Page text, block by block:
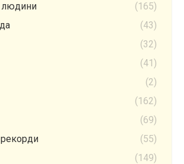
людини
(165)
(43)
(32)
(41)
(2)
(162)
(69)
(55)
(149)